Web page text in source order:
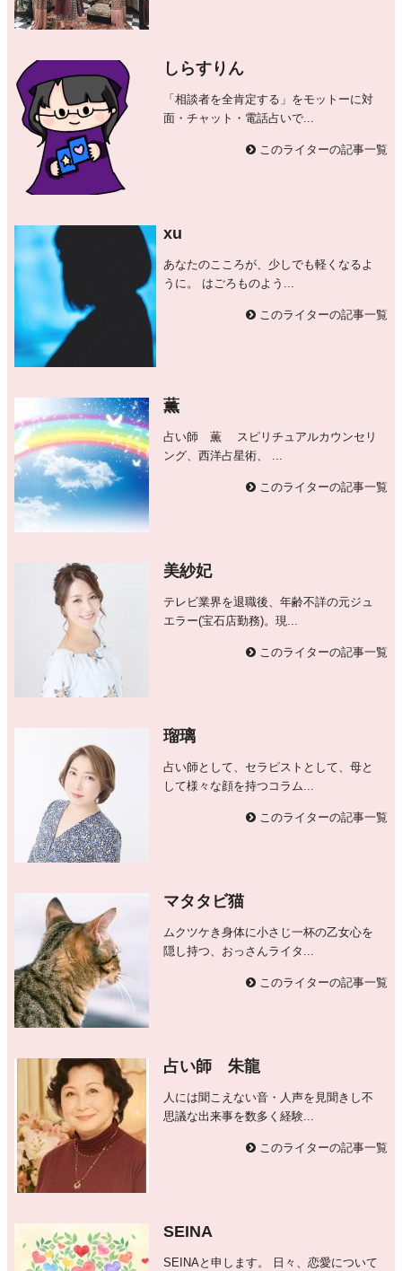
しらすりん
「相談者を全肯定する」をモットーに対
面・チャット・電話占いで...
このライターの記事一覧
xu
あなたのこころが、少しでも軽くなるよ
うに。 はごろものよう...
このライターの記事一覧
薫
占い師 薫 スピリチュアルカウンセリ
ング、西洋占星術、 ...
このライターの記事一覧
美紗妃
テレビ業界を退職後、年齢不詳の元ジュ
エラー(宝石店勤務)。現...
このライターの記事一覧
瑠璃
占い師として、セラピストとして、母と
して様々な顔を持つコラム...
このライターの記事一覧
マタタビ猫
ムクツケき身体に小さじ一杯の乙女心を
隠し持つ、おっさんライタ...
このライターの記事一覧
占い師 朱龍
人には聞こえない音・人声を見聞きし不
思議な出来事を数多く経験...
このライターの記事一覧
SEINA
SEINAと申します。 日々、恋愛について